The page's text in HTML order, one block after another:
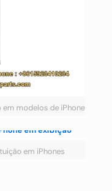
modelos de iPhone
em iPhones